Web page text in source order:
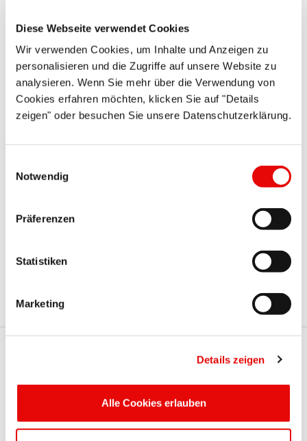
Diese Webseite verwendet Cookies
Wir verwenden Cookies, um Inhalte und Anzeigen zu
personalisieren und die Zugriffe auf unsere Website zu
analysieren. Wenn Sie mehr über die Verwendung von
Cookies erfahren möchten, klicken Sie auf "Details
zeigen" oder besuchen Sie unsere Datenschutzerklärung.
Notwendig
Präferenzen
Statistiken
Marketing
Details zeigen
Alle Cookies erlauben
DURA-SAFE
Więcej szczegółów ...
Te standardy Protec mogą Cię
również zainteresować